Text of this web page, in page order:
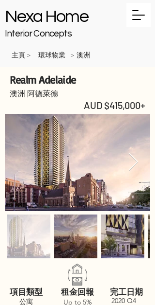
Nexa Home
Interior Concepts
主頁 > 環球物業 > 澳洲
Realm Adelaide
澳洲 阿德萊德
AUD $415,000+
項目類型
公寓
租金回報
Up to 5%
完工日期
2020 Q4